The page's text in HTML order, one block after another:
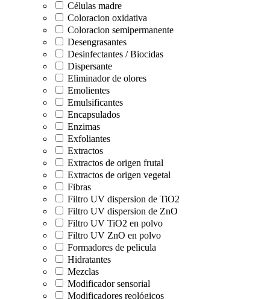
Células madre
Coloracion oxidativa
Coloracion semipermanente
Desengrasantes
Desinfectantes / Biocidas
Dispersante
Eliminador de olores
Emolientes
Emulsificantes
Encapsulados
Enzimas
Exfoliantes
Extractos
Extractos de origen frutal
Extractos de origen vegetal
Fibras
Filtro UV dispersion de TiO2
Filtro UV dispersion de ZnO
Filtro UV TiO2 en polvo
Filtro UV ZnO en polvo
Formadores de pelicula
Hidratantes
Mezclas
Modificador sensorial
Modificadores reológicos